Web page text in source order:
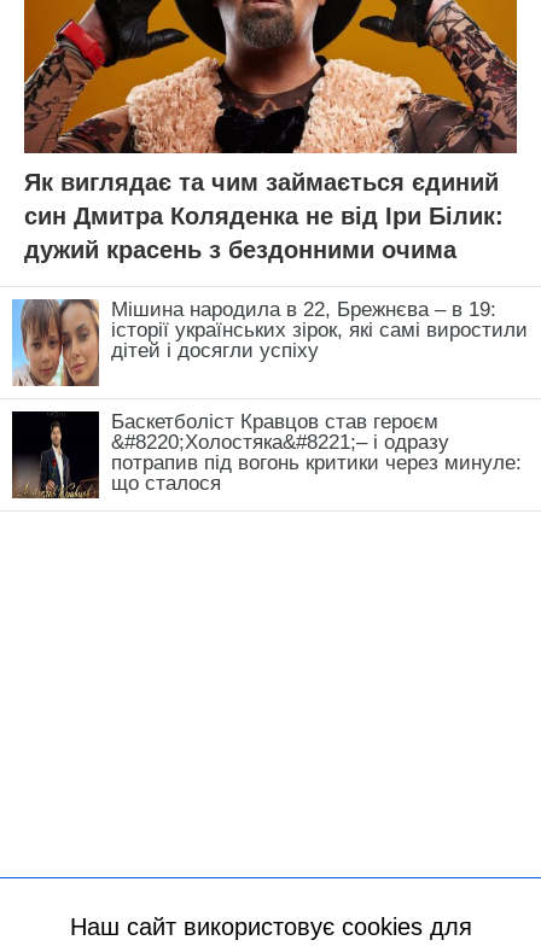
Як виглядає та чим займається єдиний
син Дмитра Коляденка не від Іри Білик:
дужий красень з бездонними очима
Мішина народила в 22, Брежнєва – в 19:
історії українських зірок, які самі виростили
дітей і досягли успіху
Баскетболіст Кравцов став героєм
&#8220;Холостяка&#8221;– і одразу
потрапив під вогонь критики через минуле:
що сталося
Наш сайт використовує cookies для